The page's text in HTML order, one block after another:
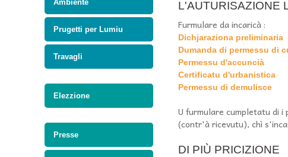
Ambiente
Prugetti per Lumiu
Travagli
Elezzione
Presse
L'AUTURISAZIONE
Furmulare da incaricà :
Dichjaraziona preliminaria
Dumanda di permessu di
Permessu d'accuncià
Certificatu d'urbanistica
Permessu di demulisce
U furmulare cumpletatu di i
(contr'à ricevutu), chì
DI PIÙ PRICIZIONE